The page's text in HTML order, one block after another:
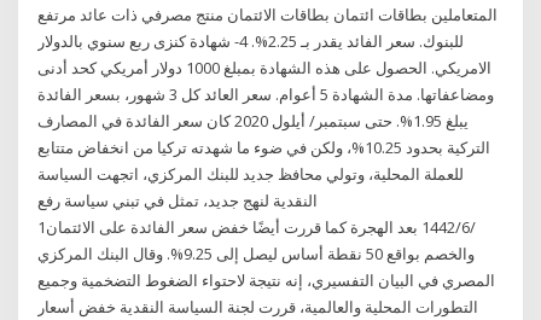
المتعاملين بطاقات ائتمان بطاقات الائتمان منتج مصرفي ذات عائد مرتفع
للبنوك. سعر الفائد يقدر بـ 2.25%. 4- شهادة كنزى ربع سنوي بالدولار
الامريكي. الحصول على هذه الشهادة بمبلغ 1000 دولار أمريكي كحد أدنى
ومضاعفاتها. مدة الشهادة 5 أعوام. سعر العائد كل 3 شهور، بسعر الفائدة
يبلغ 1.95%. حتى سبتمبر/ أيلول 2020 كان سعر الفائدة في المصارف
التركية بحدود 10.25%، ولكن في ضوء ما شهدته تركيا من انخفاض متتابع
للعملة المحلية، وتولي محافظ جديد للبنك المركزي، اتجهت السياسة
النقدية لنهج جديد، تمثل في تبني سياسة رفع
1‏‏/6‏‏/1442 بعد الهجرة كما قررت أيضًا خفض سعر الفائدة على الائتمان
والخصم بواقع 50 نقطة أساس ليصل إلى 9.25%. وقال البنك المركزي
المصري في البيان التفسيري، إنه نتيجة لاحتواء الضغوط التضخمية وجميع
التطورات المحلية والعالمية، قررت لجنة السياسة النقدية خفض أسعار